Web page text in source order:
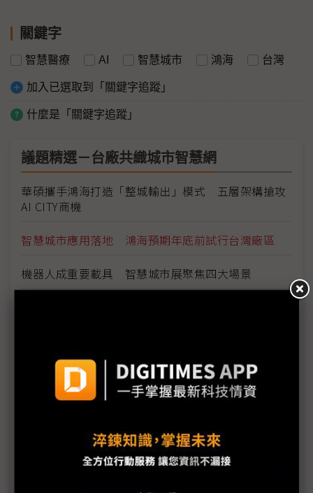
關鍵字
智慧醫療 AI 智慧城市 鴻海 台灣
加入已選取到「關鍵字追蹤」
什麼是「關鍵字追蹤」
議題精選－台廠共織城市智慧網
華碩攜手鴻海打造「整城輸出」模式 五層架構搶攻
AI CITY商機
智慧城市應用落地 鴻海預期年底前試行台灣廠區
機器人成重要載具 智慧城市展聚焦四大場景
台達電iCMS智管平台升級 整合數位分身拚節能20%
中華電雲端與IDC達標百億規模 海外布局持續擴點